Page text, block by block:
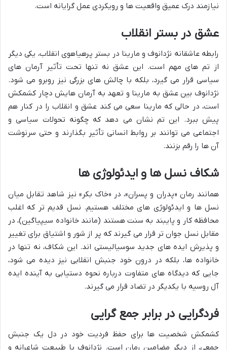
نیازمند درک عمیق واقعیت ها و رویکردی عمل گرایانه است.
عشق در بستر انقلاب
رابطه عاشقانه نژدانوف و مارینا در بستر پرهیاهوی انقلاب، یکی دیگر
از تم های مهم است. این عشق نه تنها تحت تأثیر آرمان های
سیاسی قرار می گیرد، بلکه با چالش های بزرگی نیز روبرو می شود.
نژدانوف بین عشق به مارینا و تعهد به آرمان هایش دچار کشمکش
است، در حالی که مارینا سعی می کند عشق و انقلاب را در کنار هم
پیش ببرد. این تم نشان می دهد که چگونه تحولات سیاسی و
اجتماعی می توانند بر روابط انسانی تأثیر بگذارند و حتی سرنوشت
آن ها را رقم بزنند.
شکاف نسل ها و ایدئولوژی ها
همانند رمان «پدران و پسران»، در «خاک بکر» نیز شاهد تقابل میان
نسل ها و ایدئولوژی های مختلف هستیم. نسل قدیم تر که اغلب
محافظه کار و پایبند به سنت هستند (مانند خانواده سیپیاگین)، در
مقابل نسل جوان تر قرار می گیرند که پر از شور و اشتیاق برای تغییر
و پذیرش ایده های جدید سوسیالیستی اند. این شکاف، نه تنها در
خانواده ها، بلکه در درون خود جنبش انقلابی نیز دیده می شود،
جایی که دیدگاه های متفاوت درباره نحوه دستیابی به آینده ایده
آل روسیه با یکدیگر در تضاد قرار می گیرند.
فردگرایی در برابر جمع گرایی
کشمکش شخصیت ها برای حفظ فردیت خود در دل یک جنبش
جمعی، از دیگر مضامین رمان است. نژدانوف با طبیعت شاعرانه و